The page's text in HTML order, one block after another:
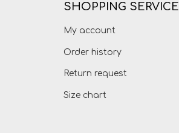
SHOPPING SERVICE
My account
Order history
Return request
Size chart